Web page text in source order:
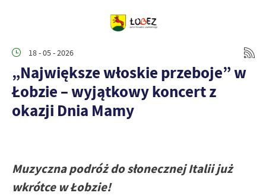
18 - 05 - 2026
„Największe włoskie przeboje” w
Łobzie – wyjątkowy koncert z
okazji Dnia Mamy
Muzyczna podróż do słonecznej Italii już
wkrótce w Łobzie!